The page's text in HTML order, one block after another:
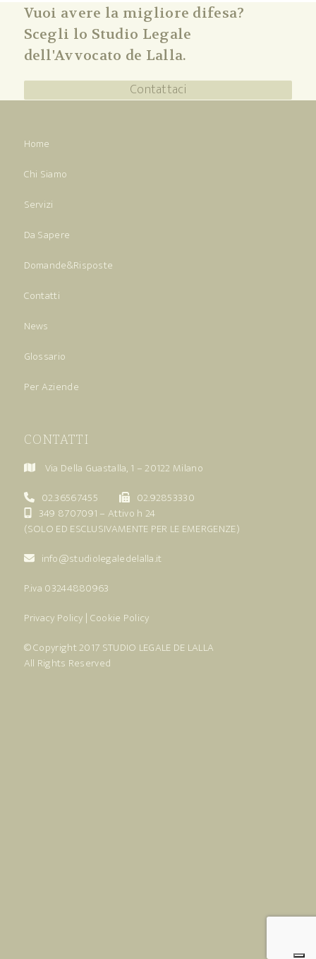
Vuoi avere la migliore difesa?
Scegli lo Studio Legale
dell'Avvocato de Lalla.
Contattaci
Home
Chi Siamo
Servizi
Da Sapere
Domande&Risposte
Contatti
News
Glossario
Per Aziende
CONTATTI
Via Della Guastalla, 1 – 20122 Milano
02.36567455
02.92853330
349 8707091 – Attivo h 24
(SOLO ED ESCLUSIVAMENTE PER LE EMERGENZE)
info@studiolegaledelalla.it
P.iva 03244880963
Privacy Policy | Cookie Policy
© Copyright 2017 STUDIO LEGALE DE LALLA
All Rights Reserved